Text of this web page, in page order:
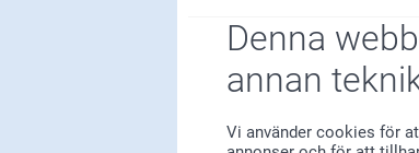
Denna
annan
Vi använder cookies för
Nöjd kundgaranti